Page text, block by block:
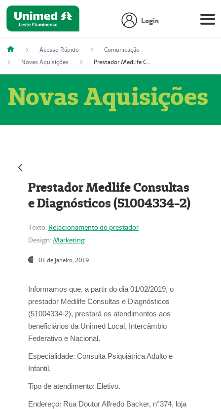
Login
Acesso Rápido
Comunicação
Novas Aquisições
Prestador Medlife Consultas e Diagnósticos (51004334-2)
Novas Aquisições
Prestador Medlife Consultas
e Diagnósticos (51004334-2)
Texto: Relacionamento do prestador
Design: Marketing
01 de janeiro, 2019
Informamos que, a partir do dia 01/02/2019, o
prestador Medilife Consultas e Diagnósticos
(51004334-2), prestará os atendimentos aos
beneficiários da Unimed Local, Intercâmbio
Federativo e Nacional.
Especialidade: Consulta Psiquiátrica Adulto e
Infantil.
Tipo de atendimento: Eletivo.
Endereço: Rua Doutor Alfredo Backer, n°374, loja